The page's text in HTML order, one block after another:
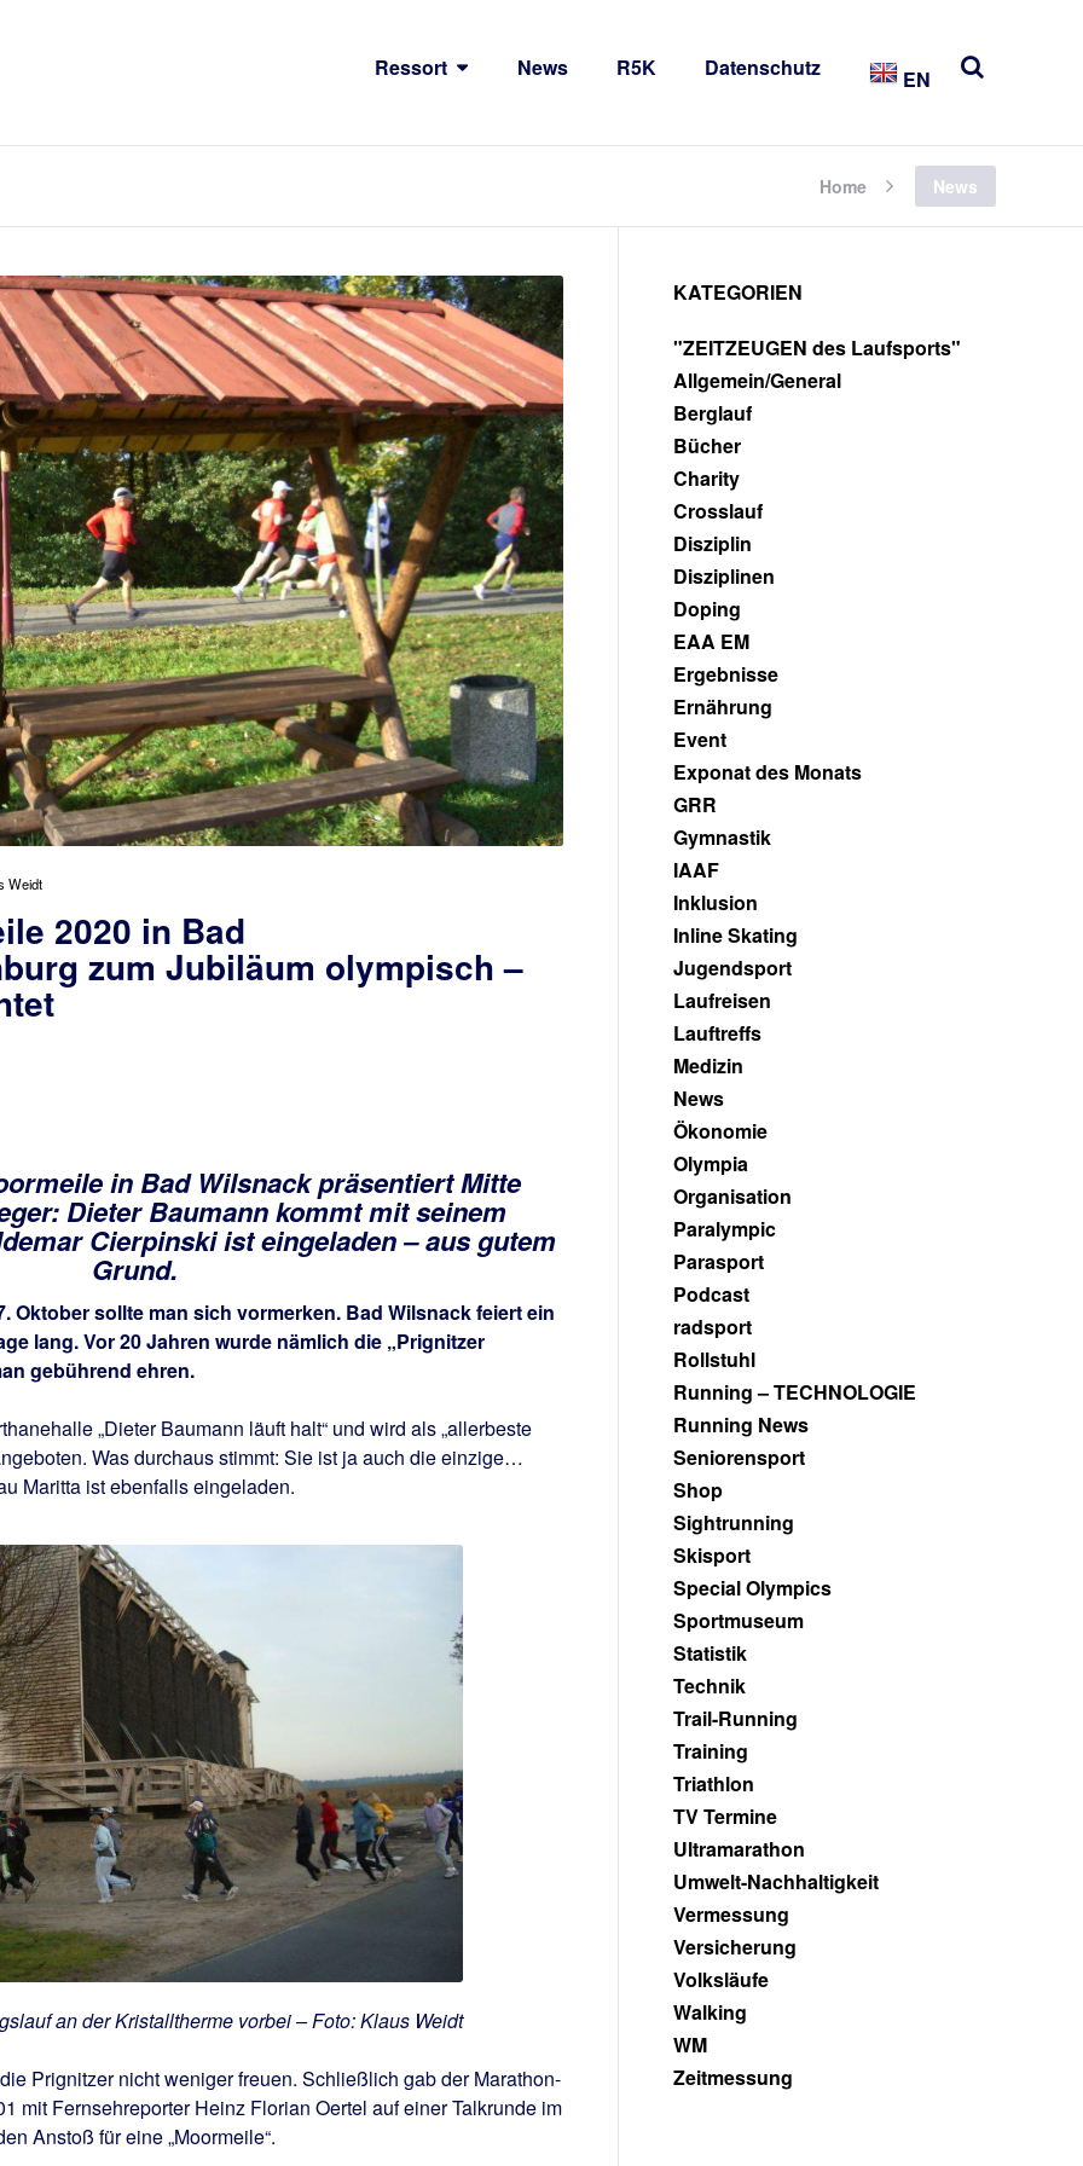
Ressort News R5K Datenschutz EN
Home News
Weidt
2020 in Bad
zum Jubiläum olympisch –
in Bad Wilsnack präsentiert Mitte
Dieter Baumann kommt mit seinem
Cierpinski ist eingeladen – aus gutem
Grund.
Oktober sollte man sich vormerken. Bad Wilsnack feiert ein
lang. Vor 20 Jahren wurde nämlich die „Prignitzer
gebührend ehren.
„Dieter Baumann läuft halt“ und wird als „allerbeste
Was durchaus stimmt: Sie ist ja auch die einzige…
Maritta ist ebenfalls eingeladen.
an der Kristalltherme vorbei – Foto: Klaus Weidt
Prignitzer nicht weniger freuen. Schließlich gab der Marathon-
mit Fernsehreporter Heinz Florian Oertel auf einer Talkrunde im
Anstoß für eine „Moormeile“.
KATEGORIEN
"ZEITZEUGEN des Laufsports"
Allgemein/General
Berglauf
Bücher
Charity
Crosslauf
Disziplin
Disziplinen
Doping
EAA EM
Ergebnisse
Ernährung
Event
Exponat des Monats
GRR
Gymnastik
IAAF
Inklusion
Inline Skating
Jugendsport
Laufreisen
Lauftreffs
Medizin
News
Ökonomie
Olympia
Organisation
Paralympic
Parasport
Podcast
radsport
Rollstuhl
Running – TECHNOLOGIE
Running News
Seniorensport
Shop
Sightrunning
Skisport
Special Olympics
Sportmuseum
Statistik
Technik
Trail-Running
Training
Triathlon
TV Termine
Ultramarathon
Umwelt-Nachhaltigkeit
Vermessung
Versicherung
Volksläufe
Walking
WM
Zeitmessung